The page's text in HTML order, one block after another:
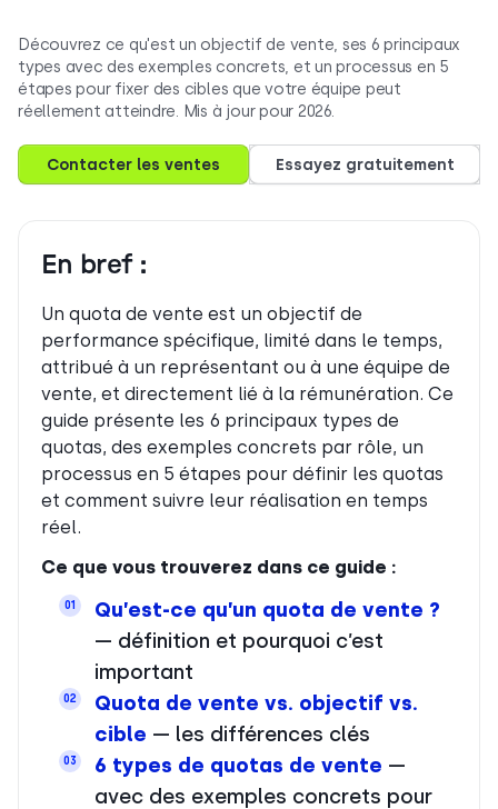
Découvrez ce qu'est un objectif de vente, ses 6 principaux
types avec des exemples concrets, et un processus en 5
étapes pour fixer des cibles que votre équipe peut
réellement atteindre. Mis à jour pour 2026.
Contacter les ventes Essayez gratuitement
En bref :
Un quota de vente est un objectif de
performance spécifique, limité dans le temps,
attribué à un représentant ou à une équipe de
vente, et directement lié à la rémunération. Ce
guide présente les 6 principaux types de
quotas, des exemples concrets par rôle, un
processus en 5 étapes pour définir les quotas
et comment suivre leur réalisation en temps
réel.
Ce que vous trouverez dans ce guide :
01
Qu’est-ce qu’un quota de vente ?
— définition et pourquoi c’est
important
02
Quota de vente vs. objectif vs.
cible — les différences clés
03 6 types de quotas de vente —
avec des exemples concrets pour